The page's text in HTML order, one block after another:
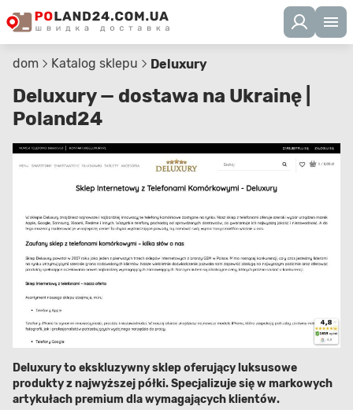
dom Katalog sklepu Deluxury
Deluxury — dostawa na Ukrainę |
Poland24
Deluxury to ekskluzywny sklep oferujący luksusowe
produkty z najwyższej półki. Specjalizuje się w markowych
artykułach premium dla wymagających klientów.